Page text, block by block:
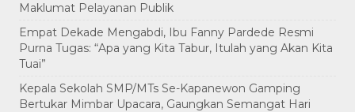
Maklumat Pelayanan Publik
Empat Dekade Mengabdi, Ibu Fanny Pardede Resmi
Purna Tugas: “Apa yang Kita Tabur, Itulah yang Akan Kita
Tuai”
Kepala Sekolah SMP/MTs Se-Kapanewon Gamping
Bertukar Mimbar Upacara, Gaungkan Semangat Hari